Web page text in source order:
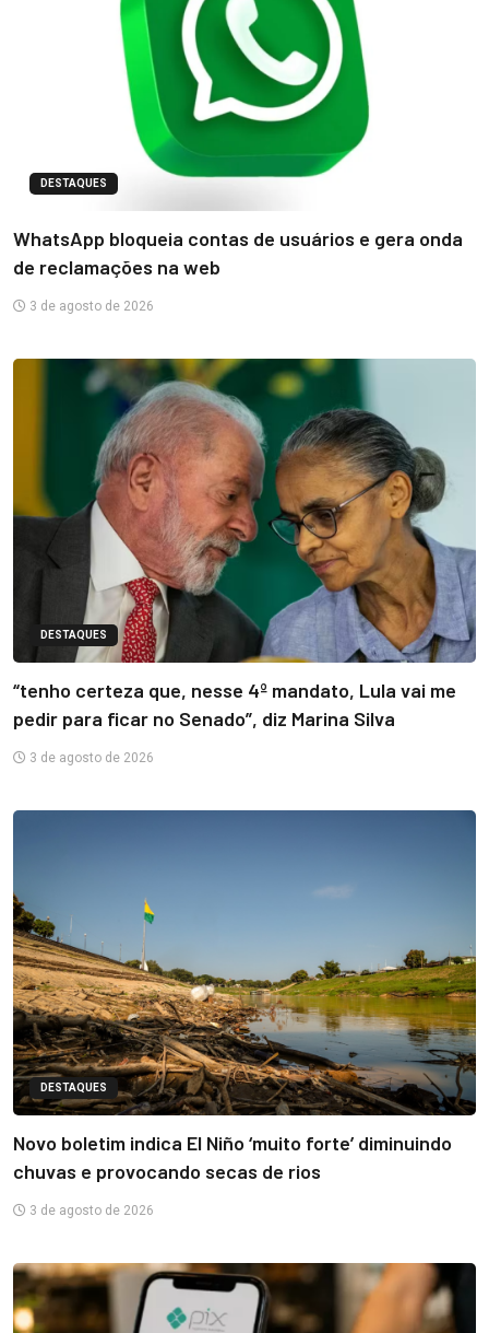
DESTAQUES
WhatsApp bloqueia contas de usuários e gera onda
de reclamações na web
3 de agosto de 2026
DESTAQUES
“tenho certeza que, nesse 4º mandato, Lula vai me
pedir para ficar no Senado”, diz Marina Silva
3 de agosto de 2026
DESTAQUES
Novo boletim indica El Niño ‘muito forte’ diminuindo
chuvas e provocando secas de rios
3 de agosto de 2026